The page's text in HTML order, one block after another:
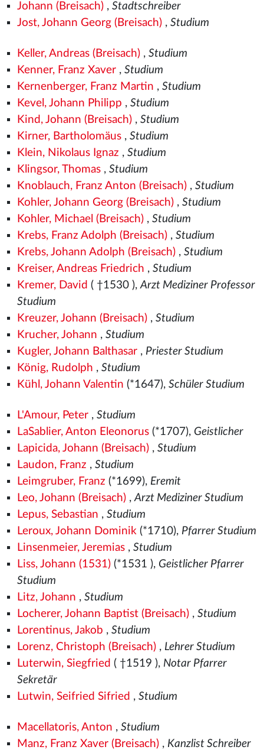
Johann (Breisach), Stadtschreiber
Jost, Johann Georg (Breisach), Studium
Keller, Andreas (Breisach), Studium
Kenner, Franz Xaver, Studium
Kernenberger, Franz Martin , Studium
Kevel, Johann Philipp , Studium
Kind, Johann (Breisach), Studium
Kirner, Bartholomäus, Studium
Klein, Nikolaus Ignaz , Studium
Klingsor, Thomas, Studium
Knoblauch, Franz Anton (Breisach), Studium
Kohler, Johann Georg (Breisach), Studium
Kohler, Michael (Breisach), Studium
Krebs, Franz Adolph (Breisach), Studium
Krebs, Johann Adolph (Breisach), Studium
Kreiser, Andreas Friedrich , Studium
Kremer, David ( †1530 ),Arzt Mediziner Professor
Studium
Kreuzer, Johann (Breisach), Studium
Krucher, Johann , Studium
Kugler, Johann Balthasar, Priester Studium
König, Rudolph , Studium
Kühl, Johann Valentin (*1647), Schüler Studium
L'Amour, Peter, Studium
LaSablier, Anton Eleonorus(*1707), Geistlicher
Lapicida, Johann (Breisach), Studium
Laudon, Franz , Studium
Leimgruber, Franz (*1699), Eremit
Leo, Johann (Breisach),Arzt Mediziner Studium
Lepus, Sebastian , Studium
Leroux, Johann Dominik(*1710), Pfarrer Studium
Linsenmeier, Jeremias, Studium
Liss, Johann (1531)(*1531 ), Geistlicher Pfarrer
Studium
Litz, Johann , Studium
Locherer, Johann Baptist (Breisach), Studium
Lorentinus, Jakob , Studium
Lorenz, Christoph (Breisach), Lehrer Studium
Luterwin, Siegfried ( †1519 ), Notar Pfarrer
Sekretär
Lutwin, Seifried Sifried , Studium
Macellatoris, Anton , Studium
Manz, Franz Xaver (Breisach), Kanzlist Schreiber